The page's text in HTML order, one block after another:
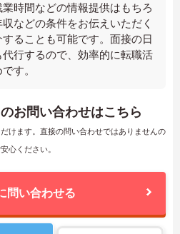
時間などの情報提供はもちろ
などの条件をお伝えいただく
ることも可能です。面接の日
行するので、効率的に転職活
す。
お問い合わせはこちら
けます。直接の問い合わせではありませんの
心ください。
問い合わせる